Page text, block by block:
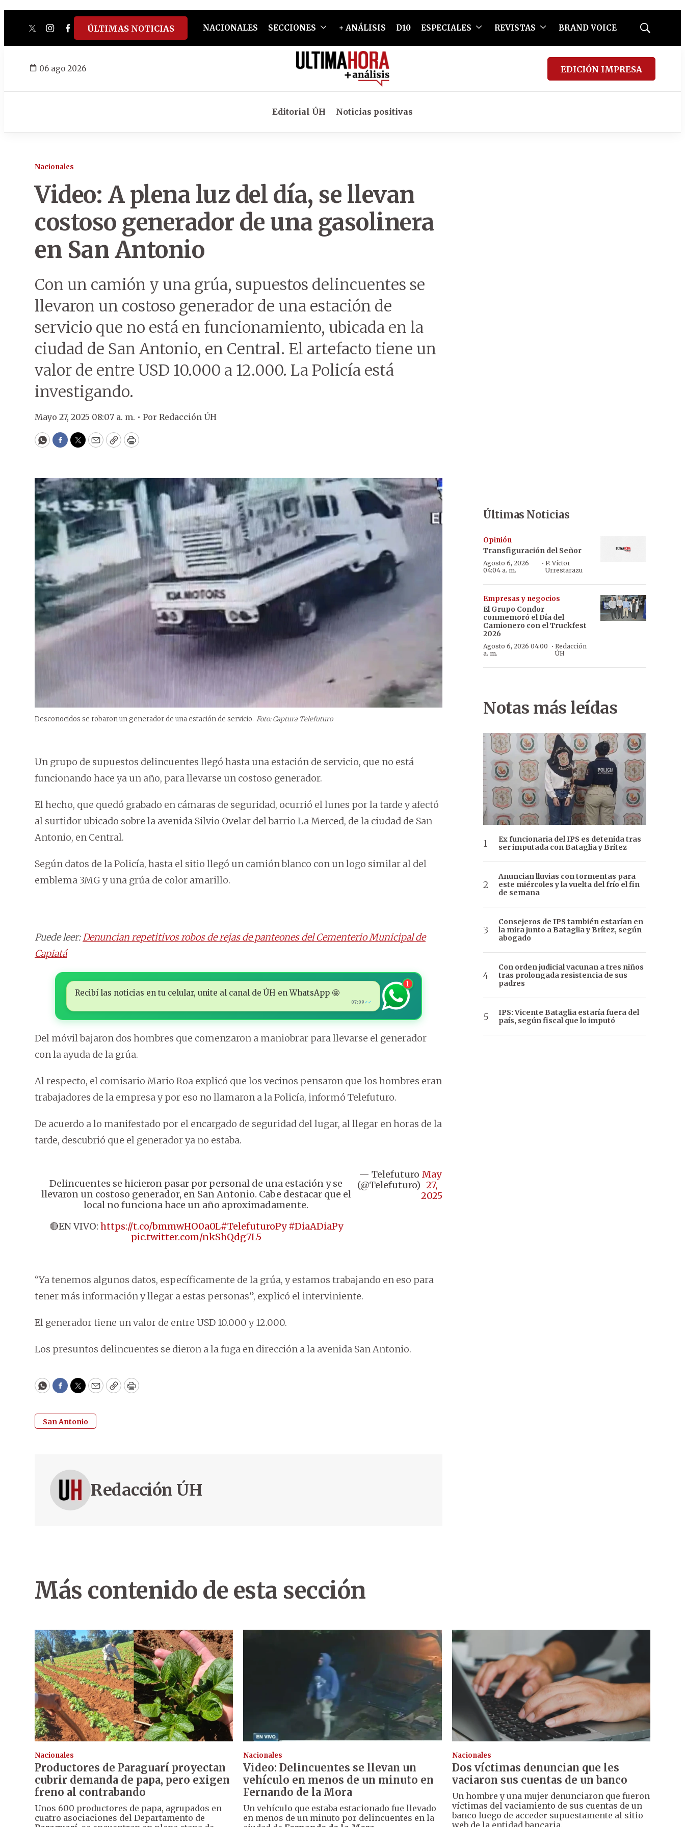
twitterinstagram
facebook
tiktokyoutube
spotify
ÚLTIMAS NOTICIAS NACIONALES SECCIONES + ANÁLISIS D10 ESPECIALES REVISTAS BRAND VOICE
Mostrar
06 ago 2026 EDICIÓN IMPRESA
Editorial ÚH Noticias positivas
Nacionales
Video: A plena luz del día, se llevan
costoso generador de una gasolinera
en San Antonio
Con un camión y una grúa, supuestos delincuentes se
llevaron un costoso generador de una estación de
servicio que no está en funcionamiento, ubicada en la
ciudad de San Antonio, en Central. El artefacto tiene un
valor de entre USD 10.000 a 12.000. La Policía está
investigando.
Mayo 27, 2025 08:07 a. m. • Por Redacción ÚH
WhatsApp
Facebook
Twitter
EmailCopyPrint
Desconocidos se robaron un generador de una estación de servicio. Foto: Captura Telefuturo
Un grupo de supuestos delincuentes llegó hasta una estación de servicio, que no está
funcionando hace ya un año, para llevarse un costoso generador.
El hecho, que quedó grabado en cámaras de seguridad, ocurrió el lunes por la tarde y afectó
al surtidor ubicado sobre la avenida Silvio Ovelar del barrio La Merced, de la ciudad de San
Antonio, en Central.
Según datos de la Policía, hasta el sitio llegó un camión blanco con un logo similar al del
emblema 3MG y una grúa de color amarillo.
Puede leer:Denuncian repetitivos robos de rejas de panteones del Cementerio Municipal de
Capiatá
Recibí las noticias en tu celular, unite al canal de ÚH en WhatsApp 🤩
07:09 ✓✓
1
Del móvil bajaron dos hombres que comenzaron a maniobrar para llevarse el generador
con la ayuda de la grúa.
Al respecto, el comisario Mario Roa explicó que los vecinos pensaron que los hombres eran
trabajadores de la empresa y por eso no llamaron a la Policía, informó Telefuturo.
De acuerdo a lo manifestado por el encargado de seguridad del lugar, al llegar en horas de la
tarde, descubrió que el generador ya no estaba.
Delincuentes se hicieron pasar por personal de una estación y se
llevaron un costoso generador, en San Antonio. Cabe destacar que el
local no funciona hace un año aproximadamente.
🔴EN VIVO: https://t.co/bmmwHO0a0L#TelefuturoPy #DiaADiaPy
pic.twitter.com/nkShQdg7L5
— Telefuturo
(@Telefuturo)
May
27,
2025
“Ya tenemos algunos datos, específicamente de la grúa, y estamos trabajando en eso para
tener más información y llegar a estas personas”, explicó el interviniente.
El generador tiene un valor de entre USD 10.000 y 12.000.
Los presuntos delincuentes se dieron a la fuga en dirección a la avenida San Antonio.
WhatsApp
Facebook
Twitter
EmailCopyPrint
San Antonio
Redacción ÚH
Últimas Noticias
Opinión
Transfiguración del Señor
Agosto 6, 2026
04:04 a. m.
· P. Víctor
Urrestarazu
Empresas y negocios
El Grupo Condor
conmemoró el Día del
Camionero con el Truckfest
2026
Agosto 6, 2026 04:00
a. m.
· Redacción
ÚH
Notas más leídas
Ex funcionaria del IPS es detenida tras
ser imputada con Bataglia y Brítez
Anuncian lluvias con tormentas para
este miércoles y la vuelta del frío el fin
de semana
Consejeros de IPS también estarían en
la mira junto a Bataglia y Brítez, según
abogado
Con orden judicial vacunan a tres niños
tras prolongada resistencia de sus
padres
IPS: Vicente Bataglia estaría fuera del
país, según fiscal que lo imputó
Más contenido de esta sección
Nacionales
Productores de Paraguarí proyectan
cubrir demanda de papa, pero exigen
freno al contrabando
Unos 600 productores de papa, agrupados en
cuatro asociaciones del Departamento de
Nacionales
Video: Delincuentes se llevan un
vehículo en menos de un minuto en
Fernando de la Mora
Un vehículo que estaba estacionado fue llevado
en menos de un minuto por delincuentes en la
Nacionales
Dos víctimas denuncian que les
vaciaron sus cuentas de un banco
Un hombre y una mujer denunciaron que fueron
víctimas del vaciamiento de sus cuentas de un
banco luego de acceder supuestamente al sitio